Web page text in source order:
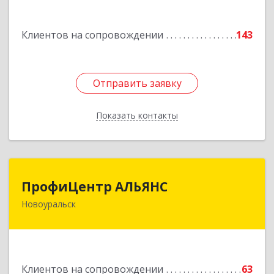
Клиентов на сопровождении 143
Отправить заявку
Показать контакты
Отправить заявку
Назад
ПрофиЦентр АЛЬЯНС
Новоуральск
Клиентов на сопровождении
63
624133, Свердловская обл, Новоуральск г, Льва